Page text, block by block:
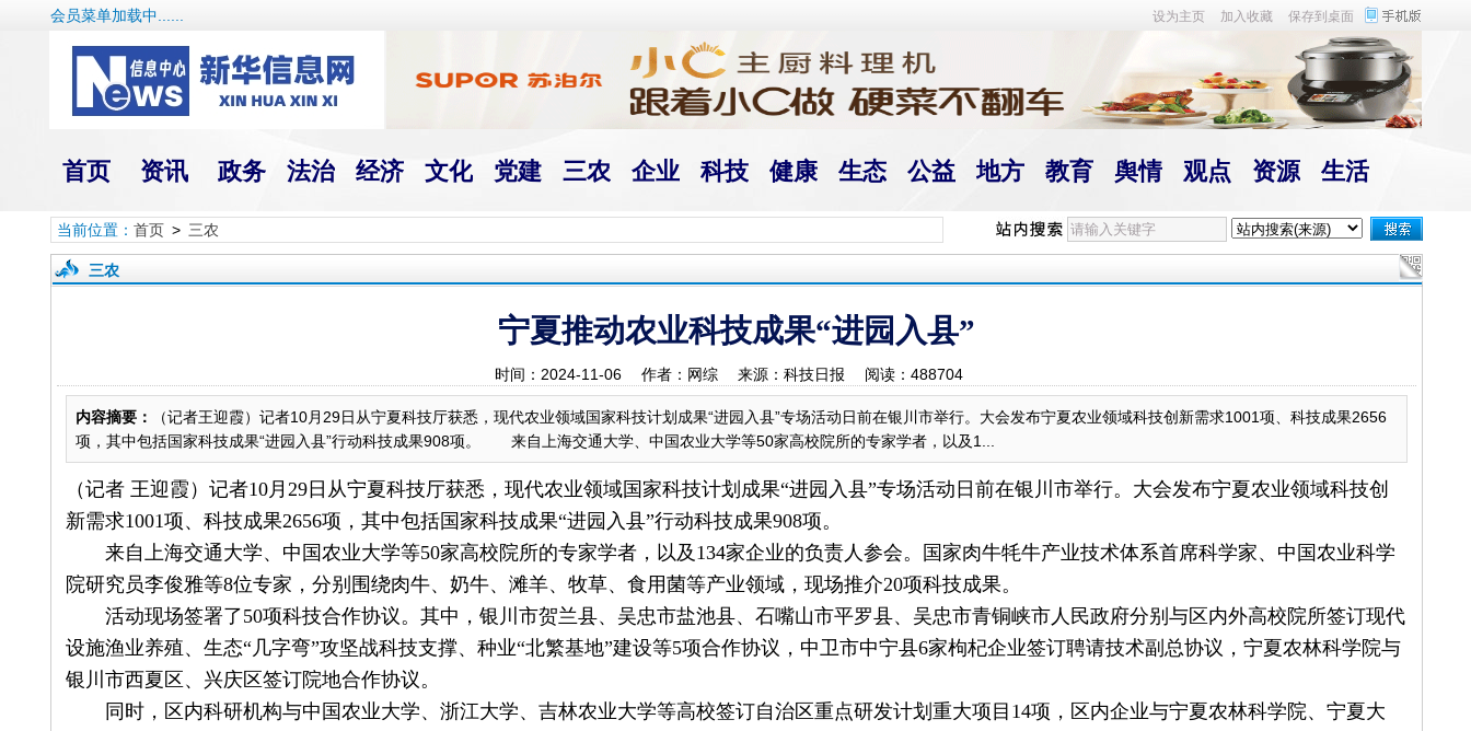
会员菜单加载中...... 设为主页 加入收藏 保存到桌面
首页 资讯 政务 法治 经济 文化 党建 三农 企业 科技 健康 生态 公益 地方 教育 舆情 观点 资源 生活
当前位置： 首页> 三农
三农
宁夏推动农业科技成果“进园入县”
时间：2024-11-06 作者：网综 来源：科技日报 阅读： 488704
内容摘要：
（记者王迎霞）记者10月29日从宁夏科技厅获悉，现代农业领域国家科技计划成果“进园入县”专场活动日前在银川市举行。大会发布宁夏农业领域科技创新需求1001项、科技成果2656
项，其中包括国家科技成果“进园入县”行动科技成果908项。 来自上海交通大学、中国农业大学等50家高校院所的专家学者，以及1...
（记者 王迎霞）记者10月29日从宁夏科技厅获悉，现代农业领域国家科技计划成果“进园入县”专场活动日前在银川市举行。大会发布宁夏农业领域科技创
新需求1001项、科技成果2656项，其中包括国家科技成果“进园入县”行动科技成果908项。
来自上海交通大学、中国农业大学等50家高校院所的专家学者，以及134家企业的负责人参会。国家肉牛牦牛产业技术体系首席科学家、中国农业科学
院研究员李俊雅等8位专家，分别围绕肉牛、奶牛、滩羊、牧草、食用菌等产业领域，现场推介20项科技成果。
活动现场签署了50项科技合作协议。其中，银川市贺兰县、吴忠市盐池县、石嘴山市平罗县、吴忠市青铜峡市人民政府分别与区内外高校院所签订现代
设施渔业养殖、生态“几字弯”攻坚战科技支撑、种业“北繁基地”建设等5项合作协议，中卫市中宁县6家枸杞企业签订聘请技术副总协议，宁夏农林科学院与
银川市西夏区、兴庆区签订院地合作协议。
同时，区内科研机构与中国农业大学、浙江大学、吉林农业大学等高校签订自治区重点研发计划重大项目14项，区内企业与宁夏农林科学院、宁夏大